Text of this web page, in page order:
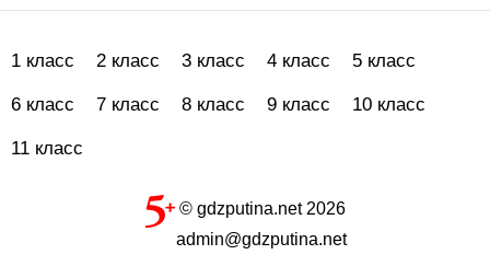
1 класс 2 класс 3 класс 4 класс 5 класс
6 класс 7 класс 8 класс 9 класс 10 класс
11 класс
© gdzputina.net 2026
admin@gdzputina.net